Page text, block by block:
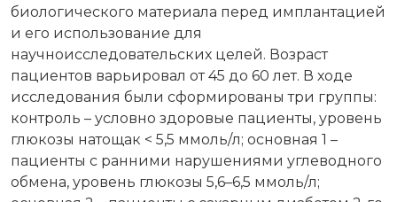
биологического материала перед имплантацией
и его использование для
научноисследовательских целей. Возраст
пациентов варьировал от 45 до 60 лет. В ходе
исследования были сформированы три группы:
контроль – условно здоровые пациенты, уровень
глюкозы натощак < 5,5 ммоль/л; основная 1 –
пациенты с ранними нарушениями углеводного
обмена, уровень глюкозы 5,6–6,5 ммоль/л;